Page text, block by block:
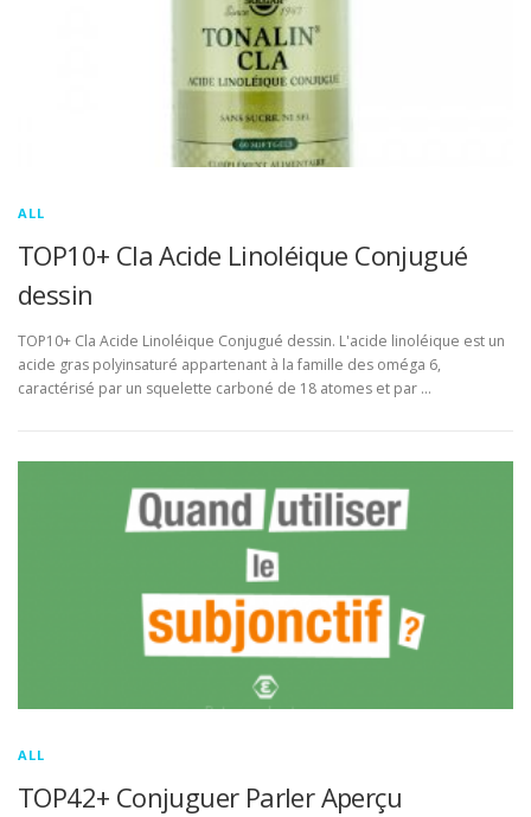
ALL
TOP10+ Cla Acide Linoléique Conjugué
dessin
TOP10+ Cla Acide Linoléique Conjugué dessin. L'acide linoléique est un
acide gras polyinsaturé appartenant à la famille des oméga 6,
caractérisé par un squelette carboné de 18 atomes et par …
ALL
TOP42+ Conjuguer Parler Aperçu